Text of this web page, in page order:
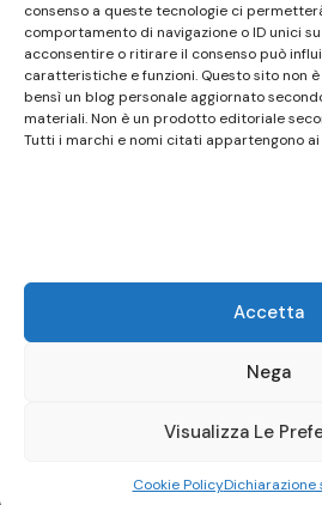
consenso a queste tecnologie ci
comportamento di navigazione o ID unici
acconsentire o ritirare il consenso può
caratteristiche e funzioni. Questo sito non
bensì un blog personale aggiornato
materiali. Non è un prodotto editoriale
Tutti i marchi e nomi citati appartengono
Accetta
Nega
Visualizza Le
Cookie PolicyDichiarazione
secondo la disponibilità e la
Pertanto non può essere
un prodotto editoriale ai sensi
7/3/2001. Tutti i marchi riportati
legittimi proprietari; marchi di
tecnici, in totale rispetto della
Maggiori dettagli alla pagina:
SublimeTheme.Powered by